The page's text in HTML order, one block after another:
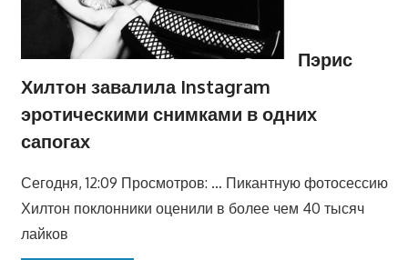
Пэрис
Хилтон завалила Instagram
эротическими снимками в одних
сапогах
Сегодня, 12:09 Просмотров: … Пикантную фотосессию
Хилтон поклонники оценили в более чем 40 тысяч
лайков